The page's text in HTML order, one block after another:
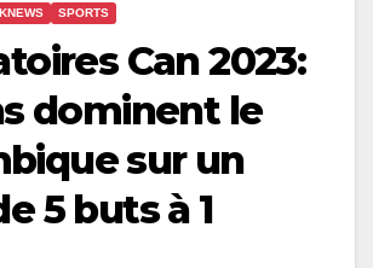
SPORTS
Can 2023:
dominent le
sur un
5 buts à 1